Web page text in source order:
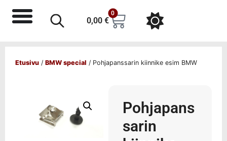
0,00 €
0
Etusivu / BMW special / Pohjapanssarin kiinnike esim BMW
Pohjapans
sarin